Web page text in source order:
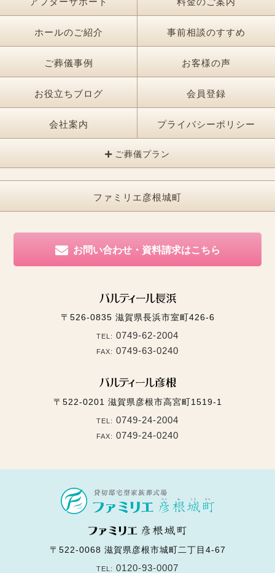
ホールのご紹介 事前相談のすすめ
ご葬儀事例 お客様の声
お役立ちブログ 会員登録
会社案内 プライバシーポリシー
ご葬儀プラン
ファミリエ彦根城町
お問い合わせ・資料請求はこちら
〒526-0835 滋賀県長浜市室町426-6
TEL: 0749-62-2004
FAX: 0749-63-0240
〒522-0201 滋賀県彦根市高宮町1519-1
TEL: 0749-24-2004
FAX: 0749-24-0240
〒522-0068 滋賀県彦根市城町二丁目4-67
TEL: 0120-93-0007